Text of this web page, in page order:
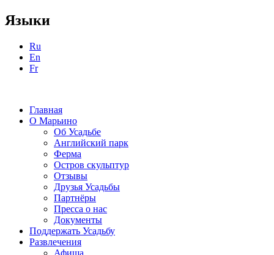
Языки
Ru
En
Fr
Главная
О Марьино
Об Усадьбе
Английский парк
Ферма
Остров скульптур
Отзывы
Друзья Усадьбы
Партнёры
Пресса о нас
Документы
Поддержать Усадьбу
Развлечения
Афиша